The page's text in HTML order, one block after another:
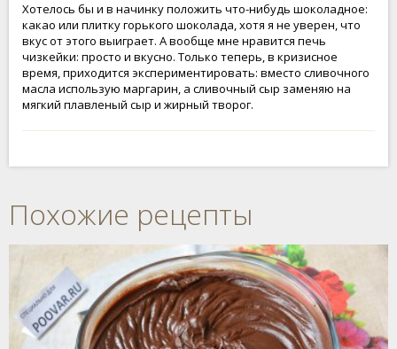
Хотелось бы и в начинку положить что-нибудь шоколадное:
какао или плитку горького шоколада, хотя я не уверен, что
вкус от этого выиграет. А вообще мне нравится печь
чизкейки: просто и вкусно. Только теперь, в кризисное
время, приходится экспериментировать: вместо сливочного
масла использую маргарин, а сливочный сыр заменяю на
мягкий плавленый сыр и жирный творог.
Похожие рецепты